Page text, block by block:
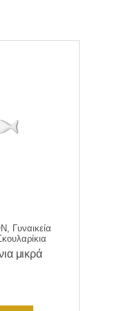
Γυναικεία
μικρά